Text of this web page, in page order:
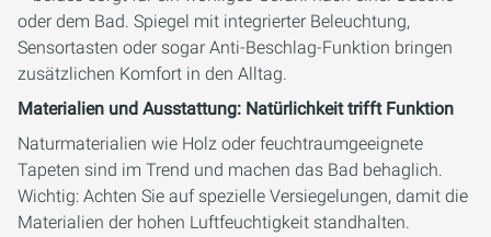
oder dem Bad. Spiegel mit integrierter Beleuchtung,
Sensortasten oder sogar Anti-Beschlag-Funktion bringen
zusätzlichen Komfort in den Alltag.
Materialien und Ausstattung: Natürlichkeit trifft Funktion
Naturmaterialien wie Holz oder feuchtraumgeeignete
Tapeten sind im Trend und machen das Bad behaglich.
Wichtig: Achten Sie auf spezielle Versiegelungen, damit die
Materialien der hohen Luftfeuchtigkeit standhalten.